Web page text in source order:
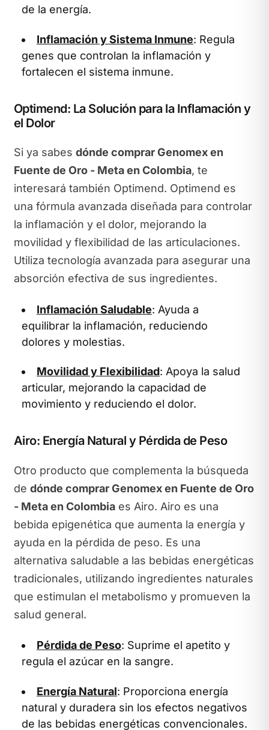
de la energía.
Inflamación y Sistema Inmune: Regula
genes que controlan la inflamación y
fortalecen el sistema inmune.
Optimend: La Solución para la Inflamación y
el Dolor
Si ya sabes dónde comprar Genomex en
Fuente de Oro - Meta en Colombia, te
interesará también Optimend. Optimend es
una fórmula avanzada diseñada para controlar
la inflamación y el dolor, mejorando la
movilidad y flexibilidad de las articulaciones.
Utiliza tecnología avanzada para asegurar una
absorción efectiva de sus ingredientes.
Inflamación Saludable: Ayuda a
equilibrar la inflamación, reduciendo
dolores y molestias.
Movilidad y Flexibilidad: Apoya la salud
articular, mejorando la capacidad de
movimiento y reduciendo el dolor.
Airo: Energía Natural y Pérdida de Peso
Otro producto que complementa la búsqueda
de dónde comprar Genomex en Fuente de Oro
- Meta en Colombiaes Airo. Airo es una
bebida epigenética que aumenta la energía y
ayuda en la pérdida de peso. Es una
alternativa saludable a las bebidas energéticas
tradicionales, utilizando ingredientes naturales
que estimulan el metabolismo y promueven la
salud general.
Pérdida de Peso: Suprime el apetito y
regula el azúcar en la sangre.
Energía Natural: Proporciona energía
natural y duradera sin los efectos negativos
de las bebidas energéticas convencionales.